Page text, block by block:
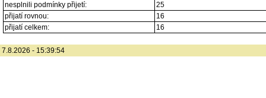
nesplnili podmínky přijetí:
25
přijatí rovnou:
16
přijatí celkem:
16
7.8.2026 - 15:39:54